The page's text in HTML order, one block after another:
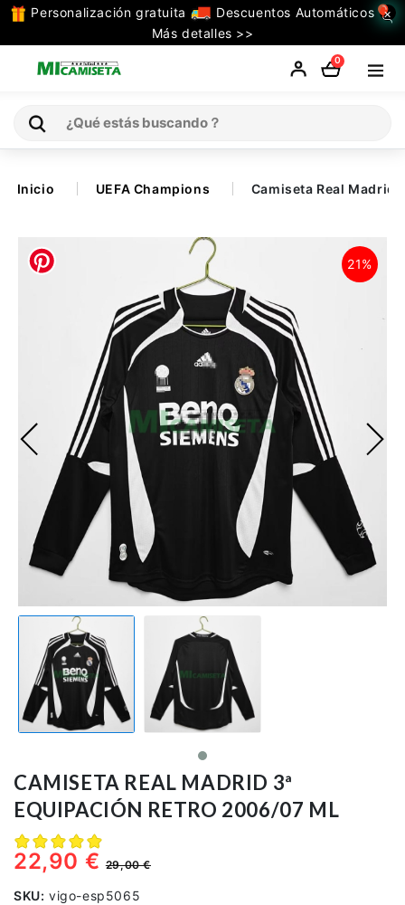
Personalización gratuita
Descuentos Automáticos
Más detalles >>
×
0
TODAS
LAS
CATEGORIAS
Retro
Premier League
Bundesliga
Otras Ligas
Niño
Ropa de Entrenamiento
Jugadores
Inicio UEFA Champions Camiseta Real Madrid
21%
CAMISETA REAL MADRID 3ª
EQUIPACIÓN RETRO 2006/07 ML
22,90 €29,00 €
SKU: vigo-esp5065